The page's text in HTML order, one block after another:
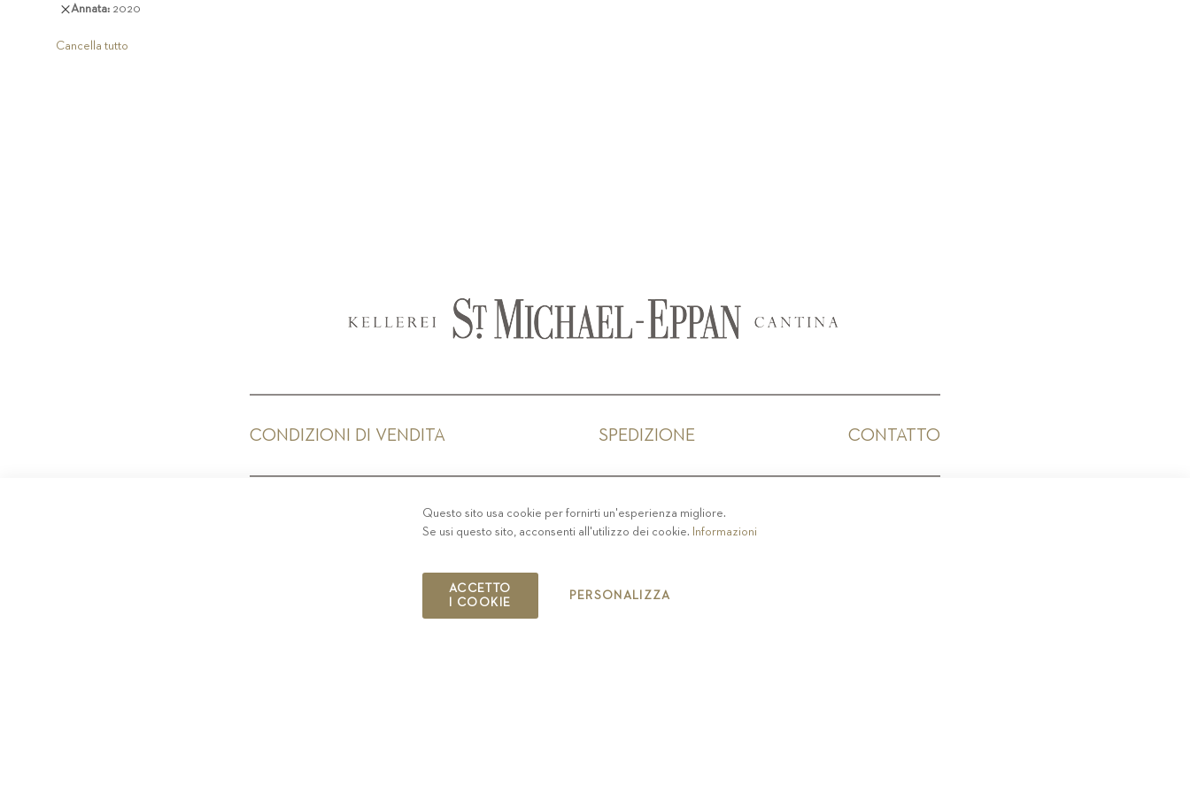
articolo
Annata 2020
Rimuovi
articolo
Cancella tutto
CONDIZIONI DI VENDITA SPEDIZIONE CONTATTO
PRIVACY -COLOPHON -COOKIE POLICY-CODICE ETICO
COPYRIGHT 2019 ST.MICHAEL - EPPAN
Questo sito usa cookie per fornirti un'esperienza migliore.
Se usi questo sito, acconsenti all'utilizzo dei cookie. Informazioni
ACCETTO
I COOKIE
PERSONALIZZA